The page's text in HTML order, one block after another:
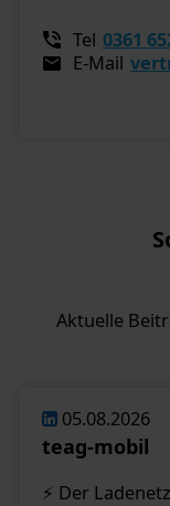
Tel 0361
E-Mail
Aktuelle
05.08.2026
teag-mobil
⚡ Der